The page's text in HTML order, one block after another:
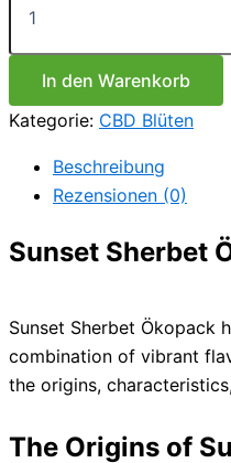
Sherbet
Menge
In den Warenkorb
Kategorie: CBD Blüten
Beschreibung
Rezensionen (0)
Sunset Sherbet
Sunset Sherbet Ökopack
combination of vibrant
the origins,
The Origins of